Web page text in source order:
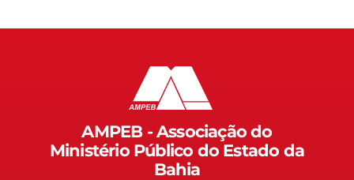
AMPEB - Associação do
Ministério Público do Estado da
Bahia